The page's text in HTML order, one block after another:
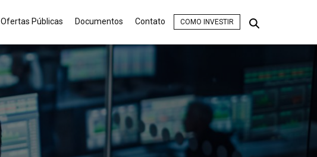
Ofertas Públicas Documentos Contato COMO INVESTIR